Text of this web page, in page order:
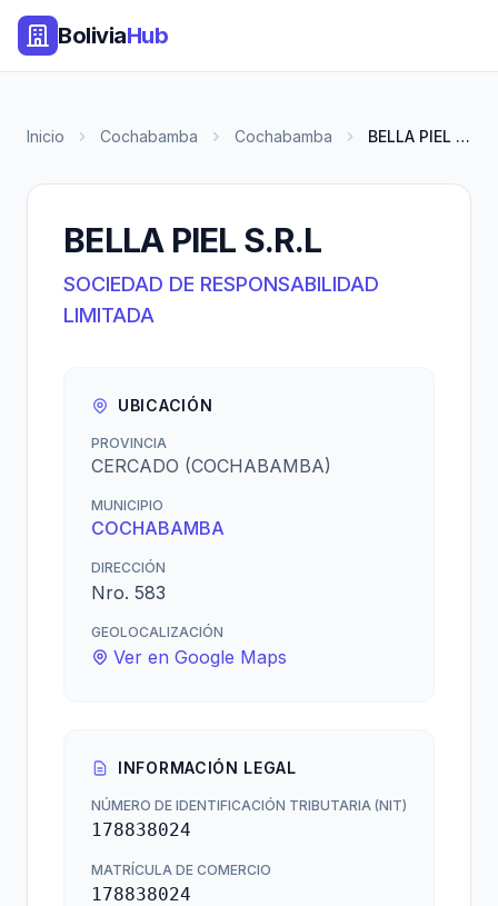
BoliviaHub
Inicio Cochabamba Cochabamba BELLA PIEL S.R.L
BELLA PIEL S.R.L
SOCIEDAD DE RESPONSABILIDAD
LIMITADA
UBICACIÓN
PROVINCIA
CERCADO (COCHABAMBA)
MUNICIPIO
COCHABAMBA
DIRECCIÓN
Nro. 583
GEOLOCALIZACIÓN
Ver en Google Maps
INFORMACIÓN LEGAL
NÚMERO DE IDENTIFICACIÓN TRIBUTARIA (NIT)
178838024
MATRÍCULA DE COMERCIO
178838024